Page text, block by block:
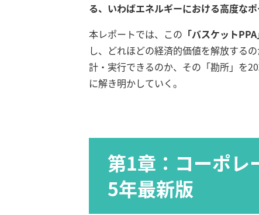
る、いわばエネルギーにおける高度な
本レポートでは、この 「バスケット
し、どれほどの経済的価値を解放する
計・実行できるのか、その「勘所」を
に解き明かしていく。
第1章：コーポレ
5年最新版